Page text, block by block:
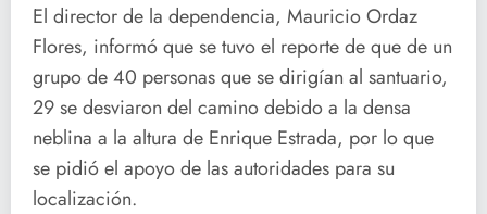
El director de la dependencia, Mauricio Ordaz
Flores, informó que se tuvo el reporte de que de un
grupo de 40 personas que se dirigían al santuario,
29 se desviaron del camino debido a la densa
neblina a la altura de Enrique Estrada, por lo que
se pidió el apoyo de las autoridades para su
localización.